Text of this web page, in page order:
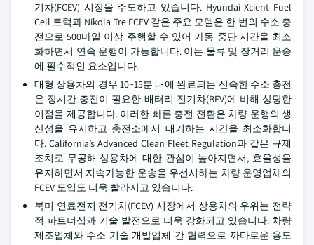
기차(FCEV) 시장을 주도하고 있습니다. Hyundai Xcient Fuel
Cell 트럭과 Nikola Tre FCEV 같은 주요 모델은 한 번의 수소 충
전으로 500마일 이상 주행할 수 있어 가동 중단 시간을 최소
화하면서 연속 운행이 가능합니다. 이는 물류 및 장거리 운송
에 필수적인 요소입니다.
대형 상용차의 경우 10~15분 내에 완료되는 신속한 수소 충전
은 장시간 충전이 필요한 배터리 전기차(BEV)에 비해 상당한
이점을 제공합니다. 이러한 빠른 충전 전환은 차량 운행의 생
산성을 유지하고 충전소에서 대기하는 시간을 최소화합니
다. California’s Advanced Clean Fleet Regulation과 같은 규제
조치로 무공해 상용차에 대한 관심이 높아지면서, 효율성을
유지하면서 지속가능한 운송을 우선시하는 차량 운영업체의
FCEV 도입도 더욱 빨라지고 있습니다.
북미 연료전지 전기차(FCEV) 시장에서 상용차의 우위는 전략
적 파트너십과 기술 발전으로 더욱 강화되고 있습니다. 차량
제조업체와 수소 기술 개발업체 간 협력으로 까다로운 용도